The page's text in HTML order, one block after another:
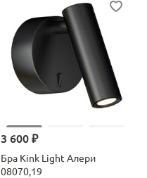
3 600 ₽
Бра Kink Light Алери
08070,19